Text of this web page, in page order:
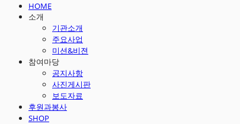
HOME
소개
기관소개
주요사업
미션&비젼
참여마당
공지사항
사진게시판
보도자료
후원과봉사
SHOP